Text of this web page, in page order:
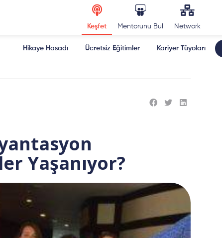
Keşfet Mentorunu Bul Network
Hikaye Hasadı Ücretsiz Eğitimler Kariyer Tüyoları
Yaşanıyor?